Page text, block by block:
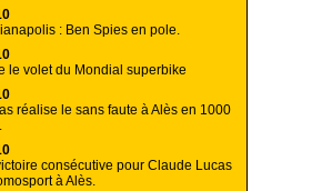
: Ben Spies en pole.
le volet du Mondial superbike
réalise le sans faute à Alès en 1000
consécutive pour Claude Lucas
à Alès.